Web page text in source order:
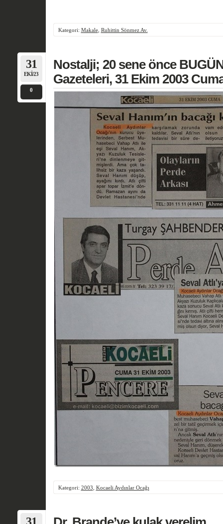
Kategori: Makale, Ruhittin Sönmez Av.
31
EKI/23
0
Nostalji; 20 sene önce
Gazeteleri, 31 Ekim 2003
Kategori: 2003 Kocaeli Aydınlar Ocağı
31